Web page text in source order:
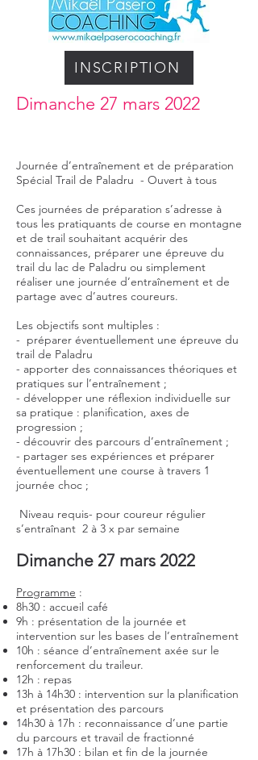
INSCRIPTION
Dimanche 27 mars 2022
Journée d’entraînement et de préparation
Spécial Trail de Paladru - Ouvert à tous
Ces journées de préparation s’adresse à
tous les pratiquants de course en montagne
et de trail souhaitant acquérir des
connaissances, préparer une épreuve du
trail du lac de Paladru ou simplement
réaliser une journée d’entraînement et de
partage avec d’autres coureurs.
Les objectifs sont multiples :
- préparer éventuellement une épreuve du
trail de Paladru
- apporter des connaissances théoriques et
pratiques sur l’entraînement ;
- développer une réflexion individuelle sur
sa pratique : planification, axes de
progression ;
- découvrir des parcours d’entraînement ;
- partager ses expériences et préparer
éventuellement une course à travers 1
journée choc ;
Niveau requis- pour coureur régulier
s’entraînant 2 à 3 x par semaine
Dimanche 27 mars 2022
Programme :
8h30 : accueil café
9h : présentation de la journée et
intervention sur les bases de l’entraînement
10h : séance d’entraînement axée sur le
renforcement du traileur.
12h : repas
13h à 14h30 : intervention sur la planification
et présentation des parcours
14h30 à 17h : reconnaissance d’une partie
du parcours et travail de fractionné
17h à 17h30 : bilan et fin de la journée